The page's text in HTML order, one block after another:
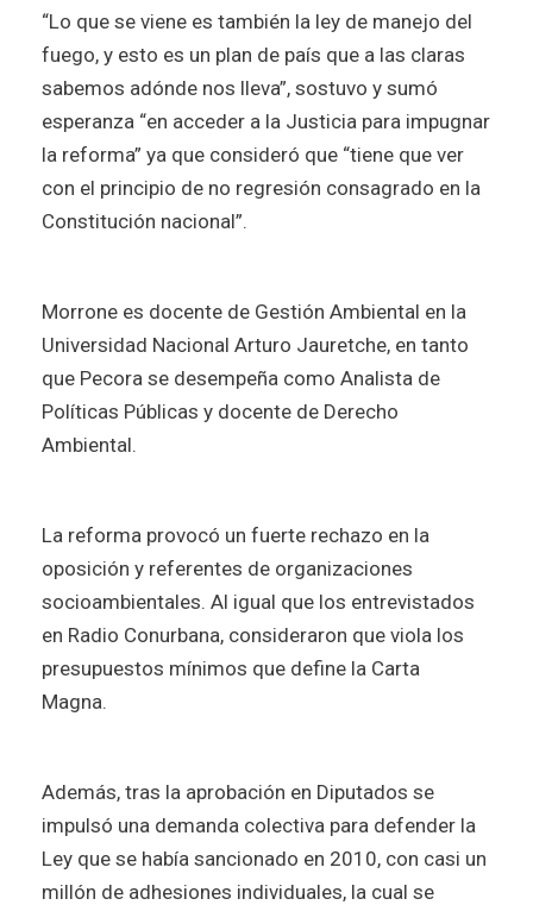
“Lo que se viene es también la ley de manejo del
fuego, y esto es un plan de país que a las claras
sabemos adónde nos lleva”, sostuvo y sumó
esperanza “en acceder a la Justicia para impugnar
la reforma” ya que consideró que “tiene que ver
con el principio de no regresión consagrado en la
Constitución nacional”.
Morrone es docente de Gestión Ambiental en la
Universidad Nacional Arturo Jauretche, en tanto
que Pecora se desempeña como Analista de
Políticas Públicas y docente de Derecho
Ambiental.
La reforma provocó un fuerte rechazo en la
oposición y referentes de organizaciones
socioambientales. Al igual que los entrevistados
en Radio Conurbana, consideraron que viola los
presupuestos mínimos que define la Carta
Magna.
Además, tras la aprobación en Diputados se
impulsó una demanda colectiva para defender la
Ley que se había sancionado en 2010, con casi un
millón de adhesiones individuales, la cual se